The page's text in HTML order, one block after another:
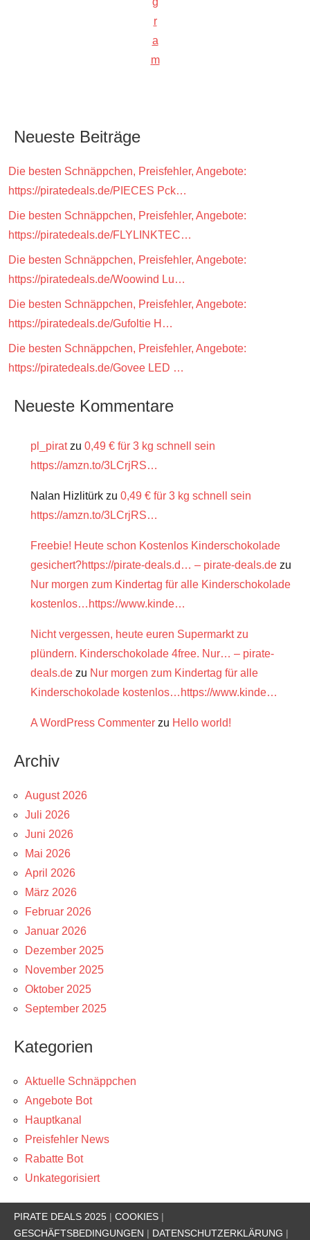
r
a
m
Neueste Beiträge
Die besten Schnäppchen, Preisfehler, Angebote:
https://piratedeals.de/PIECES Pck…
Die besten Schnäppchen, Preisfehler, Angebote:
https://piratedeals.de/FLYLINKTEC…
Die besten Schnäppchen, Preisfehler, Angebote:
https://piratedeals.de/Woowind Lu…
Die besten Schnäppchen, Preisfehler, Angebote:
https://piratedeals.de/Gufoltie H…
Die besten Schnäppchen, Preisfehler, Angebote:
https://piratedeals.de/Govee LED …
Neueste Kommentare
pl_piratzu 0,49 € für 3 kg schnell sein
https://amzn.to/3LCrjRS…
Nalan Hizlitürk zu 0,49 € für 3 kg schnell sein
https://amzn.to/3LCrjRS…
Freebie! Heute schon Kostenlos Kinderschokolade
gesichert?https://pirate-deals.d… – pirate-deals.de zu
Nur morgen zum Kindertag für alle Kinderschokolade
kostenlos…https://www.kinde…
Nicht vergessen, heute euren Supermarkt zu
plündern. Kinderschokolade 4free. Nur… – pirate-
deals.de zu Nur morgen zum Kindertag für alle
Kinderschokolade kostenlos…https://www.kinde…
A WordPress Commenter zu Hello world!
Archiv
August 2026
Juli 2026
Juni 2026
Mai 2026
April 2026
März 2026
Februar 2026
Januar 2026
Dezember 2025
November 2025
Oktober 2025
September 2025
Kategorien
Aktuelle Schnäppchen
Angebote Bot
Hauptkanal
Preisfehler News
Rabatte Bot
Unkategorisiert
PIRATE DEALS 2025 | COOKIES |
GESCHÄFTSBEDINGUNGEN | DATENSCHUTZERKLÄRUNG |